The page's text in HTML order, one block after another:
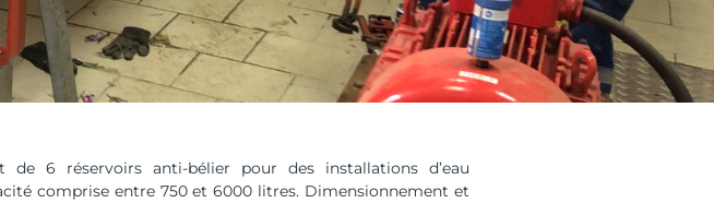
de 6 réservoirs anti-bélier pour des installations d’eau
comprise entre 750 et 6000 litres. Dimensionnement et